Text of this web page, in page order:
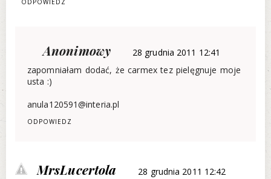
ODPOWIEDZ
Anonimowy
28 grudnia 2011 12:41
zapomniałam dodać, że carmex tez pielęgnuje moje
usta :)
anula120591@interia.pl
ODPOWIEDZ
MrsLucertola
28 grudnia 2011 12:42